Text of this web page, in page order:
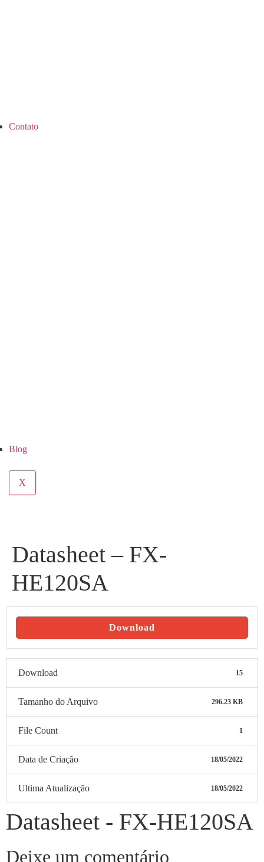
Contato
Blog
X
Datasheet – FX-
HE120SA
Download
Download 15
Tamanho do Arquivo 296.23 KB
File Count 1
Data de Criação 18/05/2022
Ultima Atualização 18/05/2022
Datasheet - FX-HE120SA
Deixe um comentário